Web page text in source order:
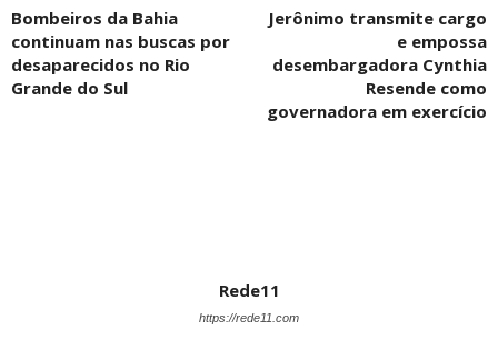
Bombeiros da Bahia
continuam nas buscas por
desaparecidos no Rio
Grande do Sul
Jerônimo transmite cargo
e empossa
desembargadora Cynthia
Resende como
governadora em exercício
Rede11
https://rede11.com